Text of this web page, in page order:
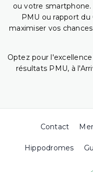
ou votre
PMU ou rapport
maximiser vos
Optez pour
résultats PMU, à
Contact
Hippodromes